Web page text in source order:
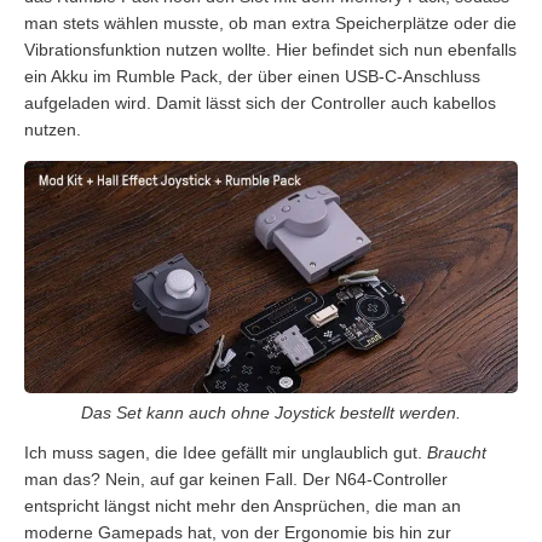
man stets wählen musste, ob man extra Speicherplätze oder die
Vibrationsfunktion nutzen wollte. Hier befindet sich nun ebenfalls
ein Akku im Rumble Pack, der über einen USB-C-Anschluss
aufgeladen wird. Damit lässt sich der Controller auch kabellos
nutzen.
Das Set kann auch ohne Joystick bestellt werden.
Ich muss sagen, die Idee gefällt mir unglaublich gut. Braucht
man das? Nein, auf gar keinen Fall. Der N64-Controller
entspricht längst nicht mehr den Ansprüchen, die man an
moderne Gamepads hat, von der Ergonomie bis hin zur